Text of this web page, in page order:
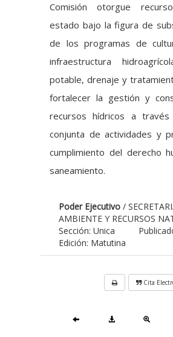
Comisión otorgue
estado bajo la figura de
de los programas de
infraestructura
potable, drenaje y
fortalecer la gestión y
recursos hídricos a
conjunta de actividades y
cumplimiento del derecho
saneamiento.
Poder Ejecutivo /
AMBIENTE Y RECURSOS
Sección: Unica
Edición: Matutina
Cita